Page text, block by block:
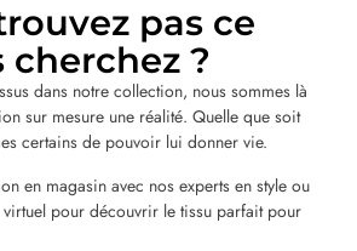
pas ce
cherchez ?
dans notre collection, nous sommes là
sur mesure une réalité. Quelle que soit
certains de pouvoir lui donner vie.
en magasin avec nos experts en style ou
virtuel pour découvrir le tissu parfait pour